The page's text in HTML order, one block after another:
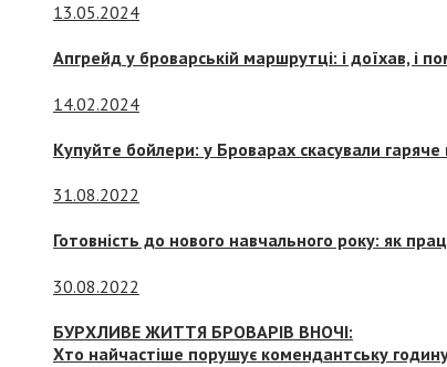
13.05.2024
Апгрейд у броварській маршрутці: і доїхав, і
14.02.2024
Купуйте бойлери: у Броварах скасували
31.08.2022
Готовність до нового навчального року: як
30.08.2022
БУРХЛИВЕ ЖИТТЯ БРОВАРІВ ВНОЧІ:
Хто найчастіше порушує комендантську